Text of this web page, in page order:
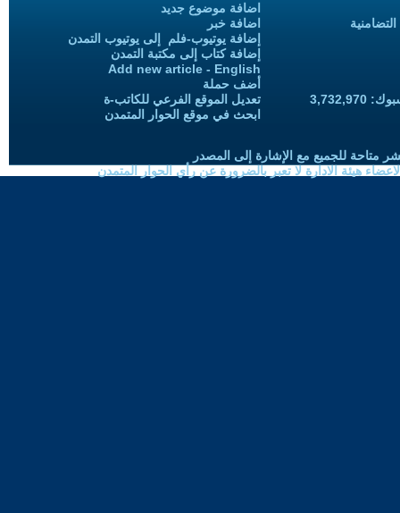
اضافة موضوع جديد
اضافة خبر
إضافة يوتيوب-فلم إلى يوتيوب التمدن
إضافة كتاب إلى مكتبة التمدن
Add new article - English
أضف حملة
تعديل الموقع الفرعي للكاتب-ة
ابحث في موقع الحوار المتمدن
متاحة للجميع مع الإشارة إلى المصدر
هيئة الادارة لا تعبر بالضرورة عن رأي الحوار المتمدن